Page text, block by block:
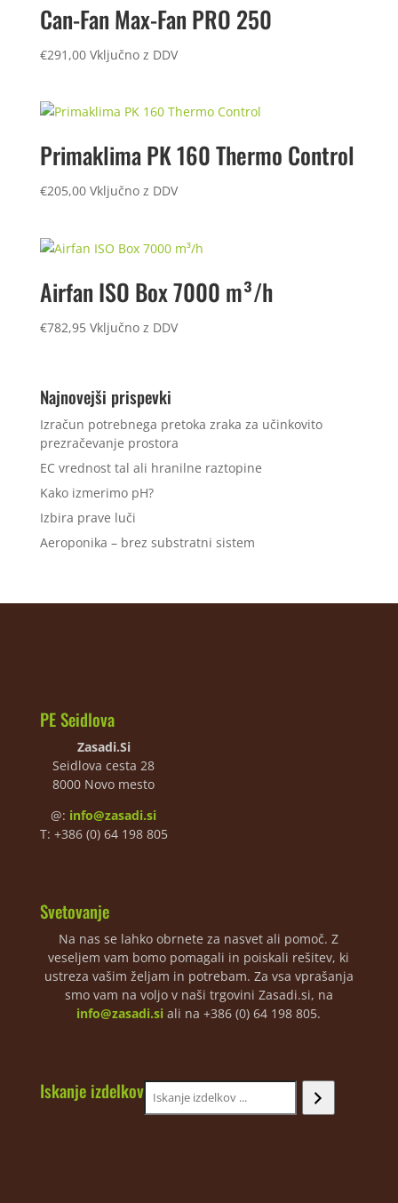
Can-Fan Max-Fan PRO 250
€291,00 Vključno z DDV
Primaklima PK 160 Thermo Control
€205,00 Vključno z DDV
Airfan ISO Box 7000 m³/h
€782,95 Vključno z DDV
Najnovejši prispevki
Izračun potrebnega pretoka zraka za učinkovito
prezračevanje prostora
EC vrednost tal ali hranilne raztopine
Kako izmerimo pH?
Izbira prave luči
Aeroponika – brez substratni sistem
PE Seidlova
Zasadi.Si
Seidlova cesta 28
8000 Novo mesto
@: info@zasadi.si
T: +386 (0) 64 198 805
Svetovanje
Na nas se lahko obrnete za nasvet ali pomoč. Z
veseljem vam bomo pomagali in poiskali rešitev, ki
ustreza vašim željam in potrebam. Za vsa vprašanja
smo vam na voljo v naši trgovini Zasadi.si, na
info@zasadi.si ali na +386 (0) 64 198 805.
Iskanje izdelkov